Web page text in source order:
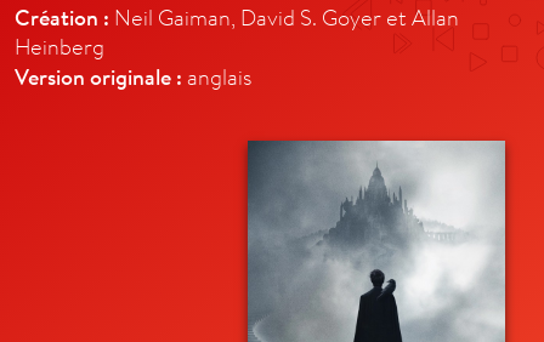
Création : Neil Gaiman, David S. Goyer et Allan
Heinberg
Version originale : anglais